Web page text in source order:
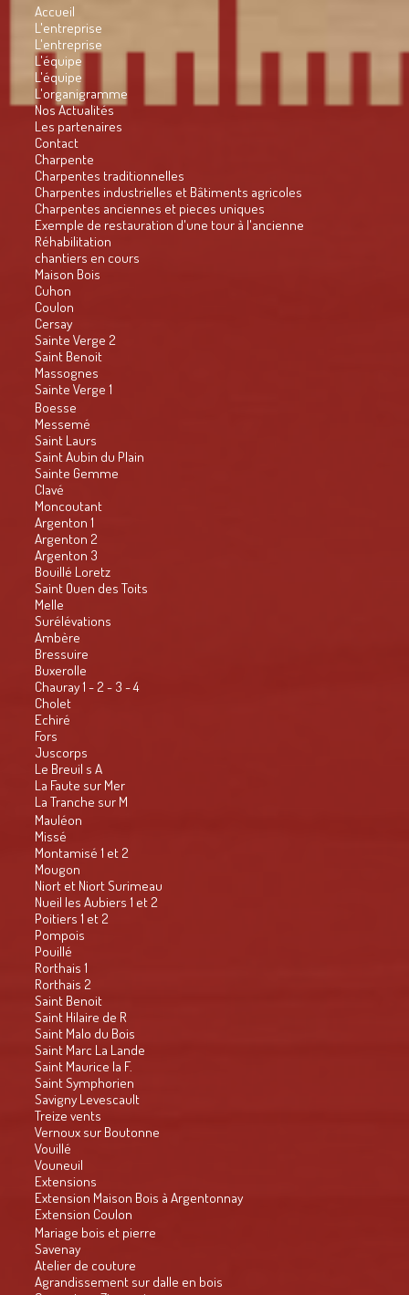
Accueil
L'entreprise
L'entreprise
L'équipe
L'équipe
L'organigramme
Nos Actualités
Les partenaires
Contact
Charpente
Charpentes traditionnelles
Charpentes industrielles et Bâtiments agricoles
Charpentes anciennes et pieces uniques
Exemple de restauration d'une tour à l'ancienne
Réhabilitation
chantiers en cours
Maison Bois
Cuhon
Coulon
Cersay
Sainte Verge 2
Saint Benoit
Massognes
Sainte Verge 1
Boesse
Messemé
Saint Laurs
Saint Aubin du Plain
Sainte Gemme
Clavé
Moncoutant
Argenton 1
Argenton 2
Argenton 3
Bouillé Loretz
Saint Ouen des Toits
Melle
Surélévations
Ambère
Bressuire
Buxerolle
Chauray 1 - 2 - 3 - 4
Cholet
Echiré
Fors
Juscorps
Le Breuil s A
La Faute sur Mer
La Tranche sur M
Mauléon
Missé
Montamisé 1 et 2
Mougon
Niort et Niort Surimeau
Nueil les Aubiers 1 et 2
Poitiers 1 et 2
Pompois
Pouillé
Rorthais 1
Rorthais 2
Saint Benoit
Saint Hilaire de R
Saint Malo du Bois
Saint Marc La Lande
Saint Maurice la F.
Saint Symphorien
Savigny Levescault
Treize vents
Vernoux sur Boutonne
Vouillé
Vouneuil
Extensions
Extension Maison Bois à Argentonnay
Extension Coulon
Mariage bois et pierre
Savenay
Atelier de couture
Agrandissement sur dalle en bois